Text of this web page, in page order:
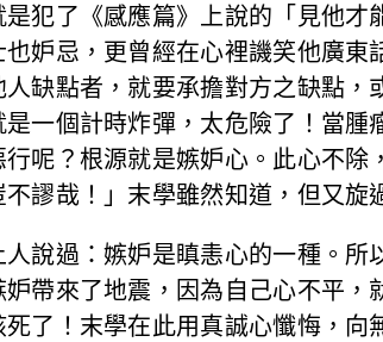
是犯了《感應篇》上說的「見他
也妒忌，更曾經在心裡譏笑他廣
人缺點者，就要承擔對方之缺點
是一個計時炸彈，太危險了！當
行呢？根源就是嫉妒心。此心不
不謬哉！」末學雖然知道，但又旋
人說過：嫉妒是瞋恚心的一種。
妒帶來了地震，因為自己心不平，
死了！末學在此用真誠心懺悔，